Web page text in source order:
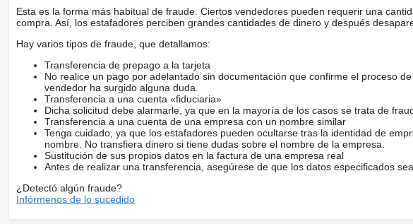
Esta es la forma más habitual de fraude. Ciertos vendedores pueden requerir una
compra. Así, los estafadores perciben grandes cantidades de dinero y después
Hay varios tipos de fraude, que detallamos:
Transferencia de prepago a la tarjeta
No realice un pago por adelantado sin documentación que confirme el proceso
vendedor ha surgido alguna duda.
Transferencia a una cuenta «fiduciaria»
Dicha solicitud debe alarmarle, ya que en la mayoría de los casos se trata de
Transferencia a una cuenta de una empresa con un nombre similar
Tenga cuidado, ya que los estafadores pueden ocultarse tras la identidad de
nombre. No transfiera dinero si tiene dudas sobre el nombre de la empresa.
Sustitución de sus propios datos en la factura de una empresa real
Antes de realizar una transferencia, asegúrese de que los datos especificados
¿Detectó algún fraude?
Infórmenos de lo sucedido